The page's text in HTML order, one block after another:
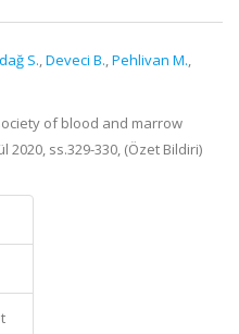
S.,Deveci B.,Pehlivan M.,
of blood and marrow
ss.329-330, (Özet Bildiri)